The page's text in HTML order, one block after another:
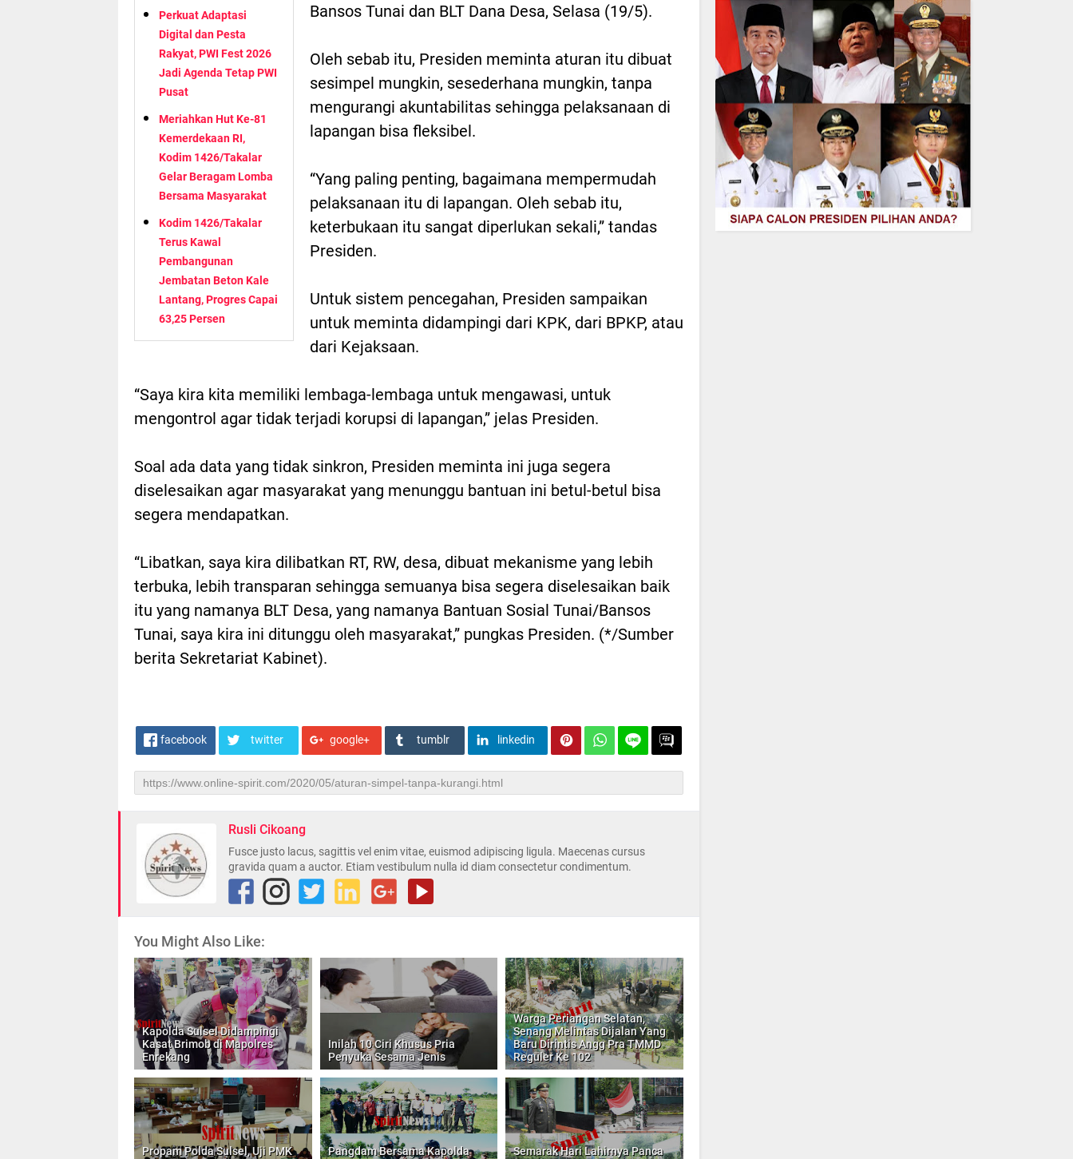
Perkuat Adaptasi
Digital dan Pesta
Rakyat, PWI Fest 2026
Jadi Agenda Tetap PWI
Pusat
Meriahkan Hut Ke-81
Kemerdekaan RI,
Kodim 1426/Takalar
Gelar Beragam Lomba
Bersama Masyarakat
Kodim 1426/Takalar
Terus Kawal
Pembangunan
Jembatan Beton Kale
Lantang, Progres Capai
63,25 Persen
Bansos Tunai dan BLT Dana Desa, Selasa (19/5).
Oleh sebab itu, Presiden meminta aturan itu dibuat
sesimpel mungkin, sesederhana mungkin, tanpa
mengurangi akuntabilitas sehingga pelaksanaan di
lapangan bisa fleksibel.
“Yang paling penting, bagaimana mempermudah
pelaksanaan itu di lapangan. Oleh sebab itu,
keterbukaan itu sangat diperlukan sekali,” tandas
Presiden.
Untuk sistem pencegahan, Presiden sampaikan
untuk meminta didampingi dari KPK, dari BPKP, atau
dari Kejaksaan.
“Saya kira kita memiliki lembaga-lembaga untuk mengawasi, untuk
mengontrol agar tidak terjadi korupsi di lapangan,” jelas Presiden.
Soal ada data yang tidak sinkron, Presiden meminta ini juga segera
diselesaikan agar masyarakat yang menunggu bantuan ini betul-betul bisa
segera mendapatkan.
“Libatkan, saya kira dilibatkan RT, RW, desa, dibuat mekanisme yang lebih
terbuka, lebih transparan sehingga semuanya bisa segera diselesaikan baik
itu yang namanya BLT Desa, yang namanya Bantuan Sosial Tunai/Bansos
Tunai, saya kira ini ditunggu oleh masyarakat,” pungkas Presiden. (*/Sumber
berita Sekretariat Kabinet).
facebook twitter google+ tumblr linkedin
Rusli Cikoang
Fusce justo lacus, sagittis vel enim vitae, euismod adipiscing ligula. Maecenas cursus
gravida quam a auctor. Etiam vestibulum nulla id diam consectetur condimentum.
You Might Also Like:
Kapolda Sulsel Didampingi
Kasat Brimob di Mapolres
Enrekang
Inilah 10 Ciri Khusus Pria
Penyuka Sesama Jenis
Warga Periangan Selatan,
Senang Melintas Dijalan Yang
Baru Dirintis Angg Pra TMMD
Reguler Ke 102
Propam Polda Sulsel, Uji PMK
Pangdam Bersama Kapolda
Semarak Hari Lahirnya Panca